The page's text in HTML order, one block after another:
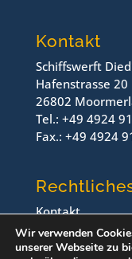
Kontakt
Schiffswerft
Hafenstrasse 20
26802
Tel.: +49 4924
Fax.: +49 4924
Kontakt
Impressum
Datenschutz
Wir verwenden
unserer Webseite zu